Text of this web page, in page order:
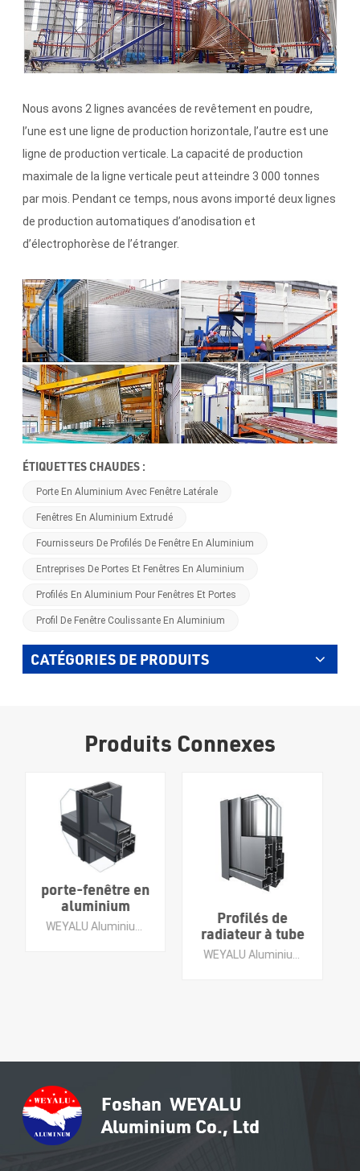
Nous avons 2 lignes avancées de revêtement en poudre,
l’une est une ligne de production horizontale, l’autre est une
ligne de production verticale. La capacité de production
maximale de la ligne verticale peut atteindre 3 000 tonnes
par mois. Pendant ce temps, nous avons importé deux lignes
de production automatiques d’anodisation et
d’électrophorèse de l’étranger.
ÉTIQUETTES CHAUDES :
Porte En Aluminium Avec Fenêtre Latérale
Fenêtres En Aluminium Extrudé
Fournisseurs De Profilés De Fenêtre En Aluminium
Entreprises De Portes Et Fenêtres En Aluminium
Profilés En Aluminium Pour Fenêtres Et Portes
Profil De Fenêtre Coulissante En Aluminium
CATÉGORIES DE PRODUITS
Produits Connexes
Profilés de
radiateur à tube
anodisé
APPRENDRE
ENCORE PLUS
Usine
d'industrie en
porte de fenêtre
en aluminium
APPRENDRE